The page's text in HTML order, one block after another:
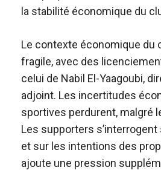
la stabilité économique du
Le contexte économique du
fragile, avec des
celui de Nabil El-Yaagoubi,
adjoint. Les incertitudes
sportives perdurent, malgré
Les supporters s’interrogent
et sur les intentions des
ajoute une pression